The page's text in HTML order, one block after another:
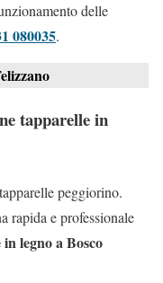
delle
080035.
tapparelle in
peggiorino.
rapida e professionale
legno a Bosco